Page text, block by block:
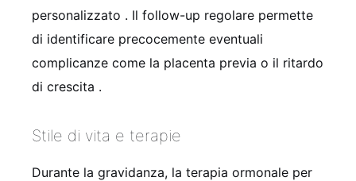
personalizzato . Il follow-up regolare permette
di identificare precocemente eventuali
complicanze come la placenta previa o il ritardo
di crescita .
Stile di vita e terapie
Durante la gravidanza, la terapia ormonale per